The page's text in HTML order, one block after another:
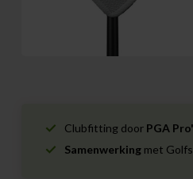
Clubfitting door PGA
Samenwerking met